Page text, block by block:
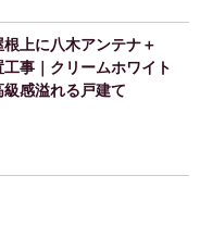
上に八木アンテナ＋
事｜クリームホワイト
感溢れる戸建て